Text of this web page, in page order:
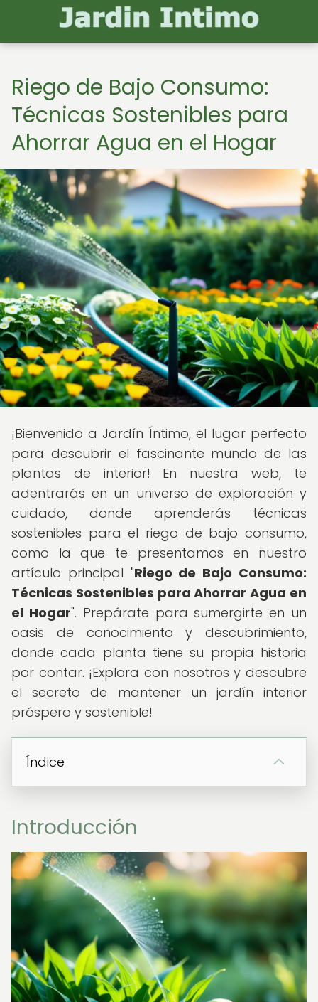
Riego de Bajo Consumo:
Técnicas Sostenibles para
Ahorrar Agua en el Hogar
¡Bienvenido a Jardín Íntimo, el lugar perfecto
para descubrir el fascinante mundo de las
plantas de interior! En nuestra web, te
adentrarás en un universo de exploración y
cuidado, donde aprenderás técnicas
sostenibles para el riego de bajo consumo,
como la que te presentamos en nuestro
artículo principal "Riego de Bajo Consumo:
Técnicas Sostenibles para Ahorrar Agua en
el Hogar". Prepárate para sumergirte en un
oasis de conocimiento y descubrimiento,
donde cada planta tiene su propia historia
por contar. ¡Explora con nosotros y descubre
el secreto de mantener un jardín interior
próspero y sostenible!
Índice
Introducción